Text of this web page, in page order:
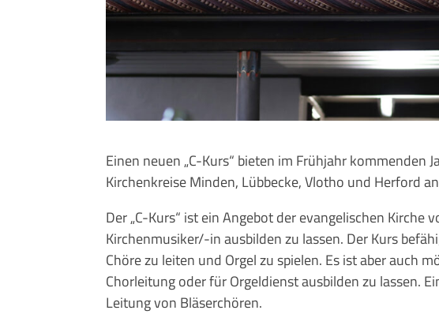
Einen neuen „C-Kurs“ bieten im Frühjahr kommenden
Kirchenkreise Minden, Lübbecke, Vlotho und Herford
Der „C-Kurs“ ist ein Angebot der evangelischen
Kirchenmusiker/-in ausbilden zu lassen. Der Kurs
Chöre zu leiten und Orgel zu spielen. Es ist aber auch
Chorleitung oder für Orgeldienst ausbilden zu lassen.
Leitung von Bläserchören.